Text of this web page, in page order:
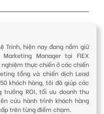
Trinh, hiện nay đang nắm giữ
Manager tại FIEX
nghiệm thực chiến ở các chiến
tổng và chiến dịch Lead
khách hàng, tôi đã giúp các
trưởng ROI, tối ưu doanh thu
cứu hành trình khách hàng
trên từng điểm chạm.